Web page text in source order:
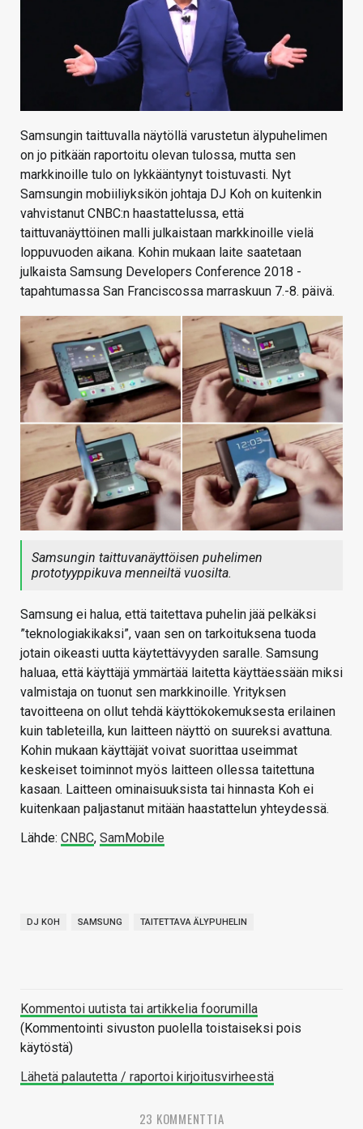
Samsungin taittuvalla näytöllä varustetun älypuhelimen
on jo pitkään raportoitu olevan tulossa, mutta sen
markkinoille tulo on lykkääntynyt toistuvasti. Nyt
Samsungin mobiiliyksikön johtaja DJ Koh on kuitenkin
vahvistanut CNBC:n haastattelussa, että
taittuvanäyttöinen malli julkaistaan markkinoille vielä
loppuvuoden aikana. Kohin mukaan laite saatetaan
julkaista Samsung Developers Conference 2018 -
tapahtumassa San Franciscossa marraskuun 7.-8. päivä.
Samsungin taittuvanäyttöisen puhelimen
prototyyppikuva menneiltä vuosilta.
Samsung ei halua, että taitettava puhelin jää pelkäksi
”teknologiakikaksi”, vaan sen on tarkoituksena tuoda
jotain oikeasti uutta käytettävyyden saralle. Samsung
haluaa, että käyttäjä ymmärtää laitetta käyttäessään miksi
valmistaja on tuonut sen markkinoille. Yrityksen
tavoitteena on ollut tehdä käyttökokemuksesta erilainen
kuin tableteilla, kun laitteen näyttö on suureksi avattuna.
Kohin mukaan käyttäjät voivat suorittaa useimmat
keskeiset toiminnot myös laitteen ollessa taitettuna
kasaan. Laitteen ominaisuuksista tai hinnasta Koh ei
kuitenkaan paljastanut mitään haastattelun yhteydessä.
Lähde: CNBC, SamMobile
DJ KOH SAMSUNG TAITETTAVA ÄLYPUHELIN
Kommentoi uutista tai artikkelia foorumilla
(Kommentointi sivuston puolella toistaiseksi pois
käytöstä)
Lähetä palautetta / raportoi kirjoitusvirheestä
23 KOMMENTTIA